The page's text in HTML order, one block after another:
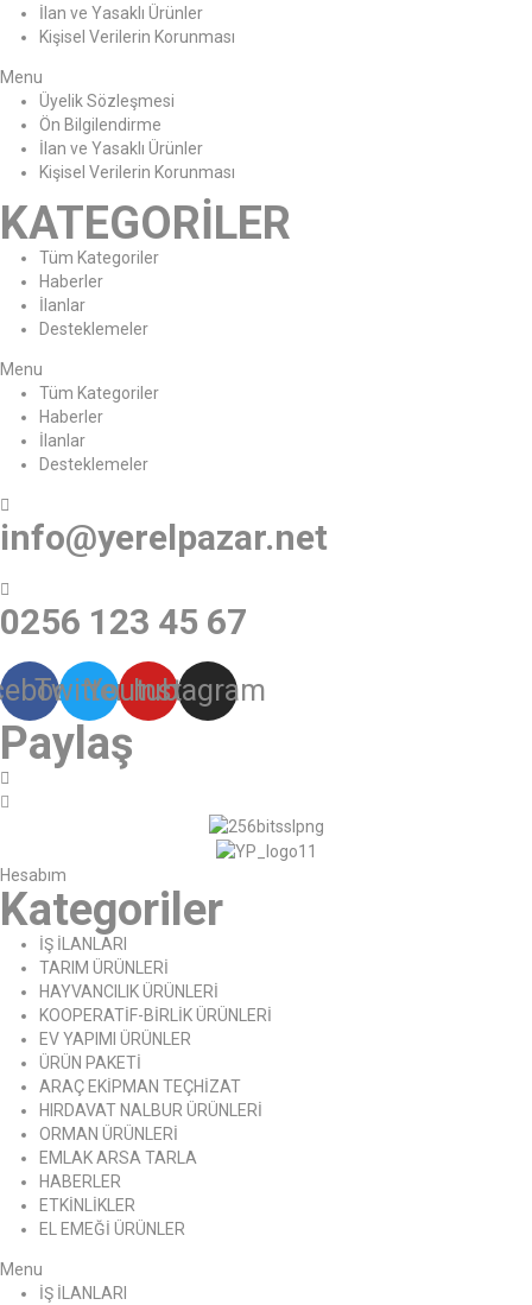
İlan ve Yasaklı Ürünler
Kişisel Verilerin Korunması
Menu
Üyelik Sözleşmesi
Ön Bilgilendirme
İlan ve Yasaklı Ürünler
Kişisel Verilerin Korunması
KATEGORİLER
Tüm Kategoriler
Haberler
İlanlar
Desteklemeler
Menu
Tüm Kategoriler
Haberler
İlanlar
Desteklemeler
info@yerelpazar.net
0256 123 45 67
TwitterYoutube
Instagram
Paylaş
Hesabım
Kategoriler
İŞ İLANLARI
TARIM ÜRÜNLERİ
HAYVANCILIK ÜRÜNLERİ
KOOPERATİF-BİRLİK ÜRÜNLERİ
EV YAPIMI ÜRÜNLER
ÜRÜN PAKETİ
ARAÇ EKİPMAN TEÇHİZAT
HIRDAVAT NALBUR ÜRÜNLERİ
ORMAN ÜRÜNLERİ
EMLAK ARSA TARLA
HABERLER
ETKİNLİKLER
EL EMEĞİ ÜRÜNLER
Menu
İŞ İLANLARI